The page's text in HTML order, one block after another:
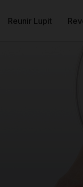
Reunir Lupit